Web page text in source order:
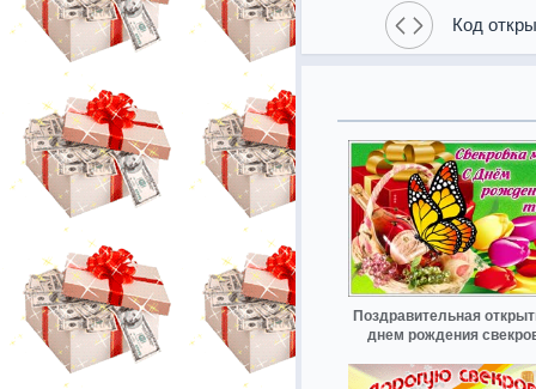
Код
Поздравительная
днем рождения